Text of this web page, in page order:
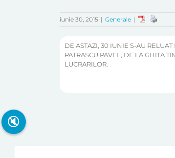
iunie 30, 2015 | Generale |
DE ASTAZI, 30 IUNIE S-AU
PATRASCU PAVEL, DE LA GHITA
LUCRARILOR.
🔇